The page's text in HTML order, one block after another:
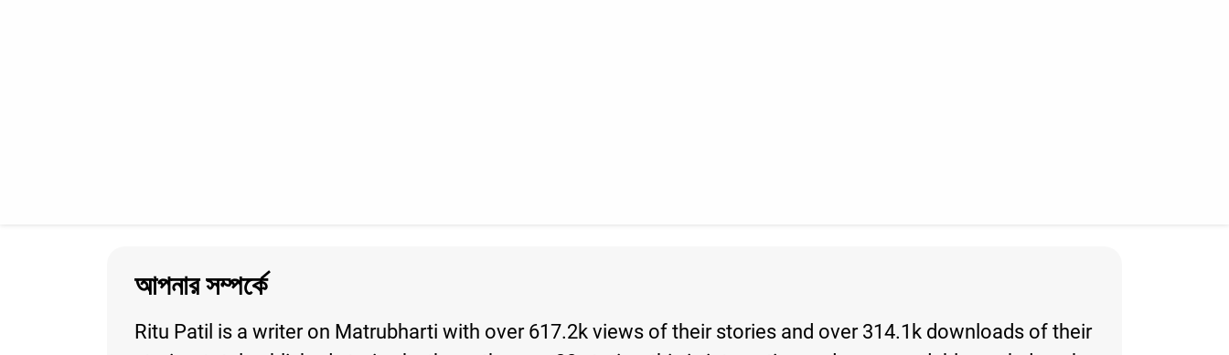
আপনার সম্পর্কে
Ritu Patil is a writer on Matrubharti with over 617.2k views of their stories and over 314.1k downloads of their